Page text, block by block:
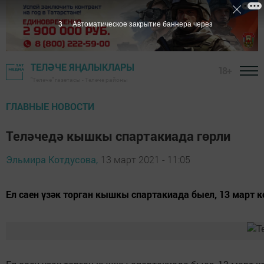
ТЕЛӘЧЕ ЯҢАЛЫКЛАРЫ
ГЛАВНЫЕ НОВОСТИ
Теләчедә кышкы спартакиада гөрли
Эльмира Котдусова, 13 март 2021 - 11:05
Ел саен үзәк торган кышкы спартакиада быел, 13 март
2 Автоматическое закрытие баннера через